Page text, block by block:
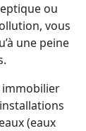
ou
vous
une peine
immobilier
(eaux